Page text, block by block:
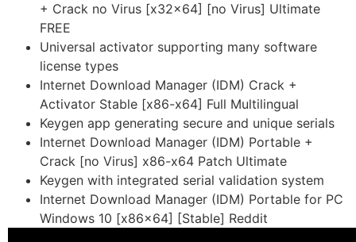
+ Crack no Virus [x32x64] [no Virus] Ultimate
FREE
Universal activator supporting many software
license types
Internet Download Manager (IDM) Crack +
Activator Stable [x86-x64] Full Multilingual
Keygen app generating secure and unique serials
Internet Download Manager (IDM) Portable +
Crack [no Virus] x86-x64 Patch Ultimate
Keygen with integrated serial validation system
Internet Download Manager (IDM) Portable for PC
Windows 10 [x86x64] [Stable] Reddit